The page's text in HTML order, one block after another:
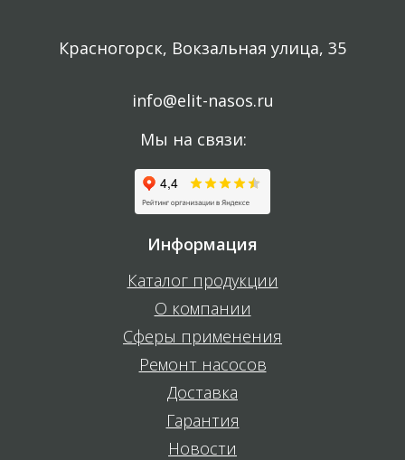
Красногорск, Вокзальная улица, 35
info@elit-nasos.ru
Мы на связи:
Информация
Каталог продукции
О компании
Сферы применения
Ремонт насосов
Доставка
Гарантия
Новости